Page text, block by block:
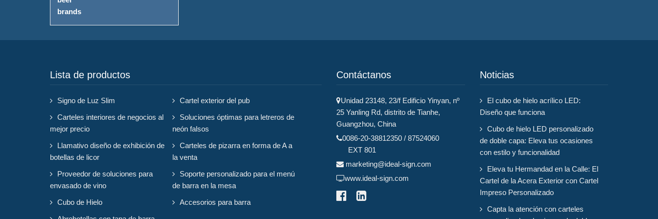
Lista de productos
Signo de Luz Slim
Cartel exterior del pub
Carteles interiores de negocios al
mejor precio
Soluciones óptimas para letreros de
neón falsos
Llamativo diseño de exhibición de
botellas de licor
Carteles de pizarra en forma de A a
la venta
Proveedor de soluciones para
envasado de vino
Soporte personalizado para el menú
de barra en la mesa
Cubo de Hielo
Accesorios para barra
Contáctanos
Unidad 23148, 23/f Edificio Yinyan, nº
25 Yanling Rd, distrito de Tianhe,
Guangzhou, China
0086-20-38812350 / 87524060
EXT 801
marketing@ideal-sign.com
www.ideal-sign.com
Noticias
El cubo de hielo acrílico LED:
Diseño que funciona
Cubo de hielo LED personalizado
de doble capa: Eleva tus ocasiones
con estilo y funcionalidad
Eleva tu Hermandad en la Calle: El
Cartel de la Acera Exterior con Cartel
Impreso Personalizado
Capta la atención con carteles